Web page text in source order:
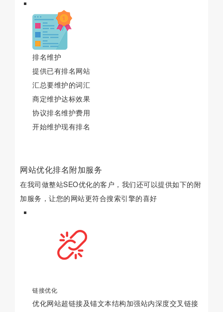
排名维护
提供已有排名网站
汇总要维护的词汇
商定维护达标效果
协议排名维护费用
开始维护现有排名
网站优化排名附加服务
在我司做整站SEO优化的客户，我们还可以提供如下的附
加服务，让您的网站更符合搜索引擎的喜好
链接优化
优化网站超链接及锚文本结构加强站内深度交叉链接